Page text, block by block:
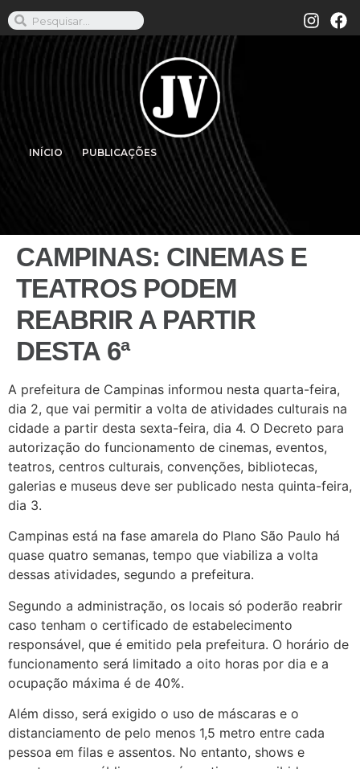
INÍCIO PUBLICAÇÕES
CAMPINAS: CINEMAS E
TEATROS PODEM
REABRIR A PARTIR
DESTA 6ª
A prefeitura de Campinas informou nesta quarta-feira,
dia 2, que vai permitir a volta de atividades culturais na
cidade a partir desta sexta-feira, dia 4. O Decreto para
autorização do funcionamento de cinemas, eventos,
teatros, centros culturais, convenções, bibliotecas,
galerias e museus deve ser publicado nesta quinta-feira,
dia 3.
Campinas está na fase amarela do Plano São Paulo há
quase quatro semanas, tempo que viabiliza a volta
dessas atividades, segundo a prefeitura.
Segundo a administração, os locais só poderão reabrir
caso tenham o certificado de estabelecimento
responsável, que é emitido pela prefeitura. O horário de
funcionamento será limitado a oito horas por dia e a
ocupação máxima é de 40%.
Além disso, será exigido o uso de máscaras e o
distanciamento de pelo menos 1,5 metro entre cada
pessoa em filas e assentos. No entanto, shows e